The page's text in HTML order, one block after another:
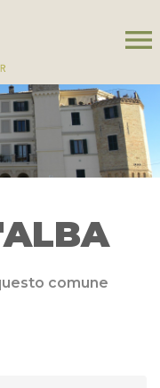
menu
comune